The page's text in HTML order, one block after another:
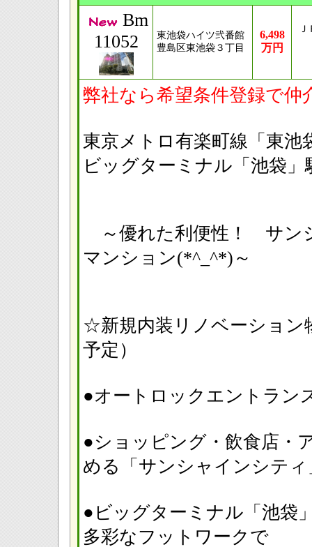
Bm
11052
東池袋ハイツ弐番館
豊島区東池袋３丁目
6,498
万円
弊社なら希望条件登録で仲
東京メトロ有楽町線「
ビッグターミナル「
～優れた利便性！ サン
マンション(*^_^*)～
☆新規内装リノベーション
予定）
●オートロックエント
●ショッピング・飲食店・
める「サンシャインシ
●ビッグターミナル「池袋
多彩なフットワークで